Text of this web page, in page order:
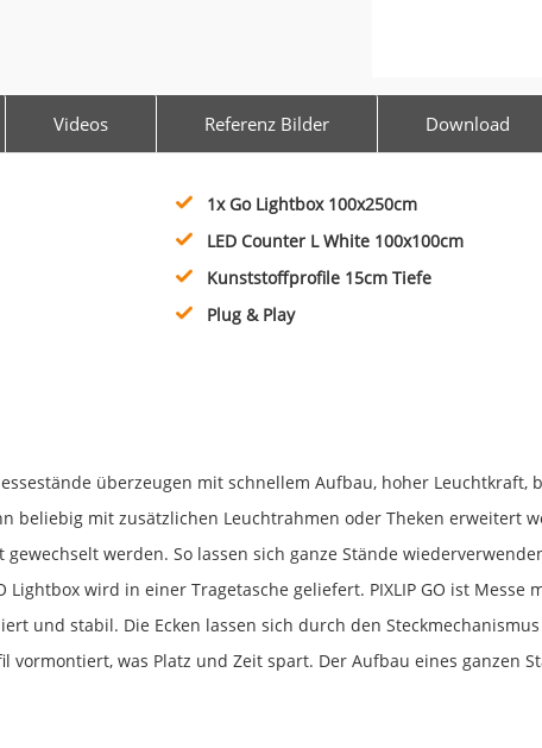
Videos Referenz Bilder Download
1x Go Lightbox 100x250cm
LED Counter L White 100x100cm
Kunststoffprofile 15cm Tiefe
Plug & Play
überzeugen mit schnellem Aufbau, hoher Leuchtkraft,
beliebig mit zusätzlichen Leuchtrahmen oder Theken erweitert
werden. So lassen sich ganze Stände
wird in einer Tragetasche geliefert. PIXLIP GO ist Messe
und stabil. Die Ecken lassen sich durch den
vormontiert, was Platz und Zeit spart. Der Aufbau eines ganzen